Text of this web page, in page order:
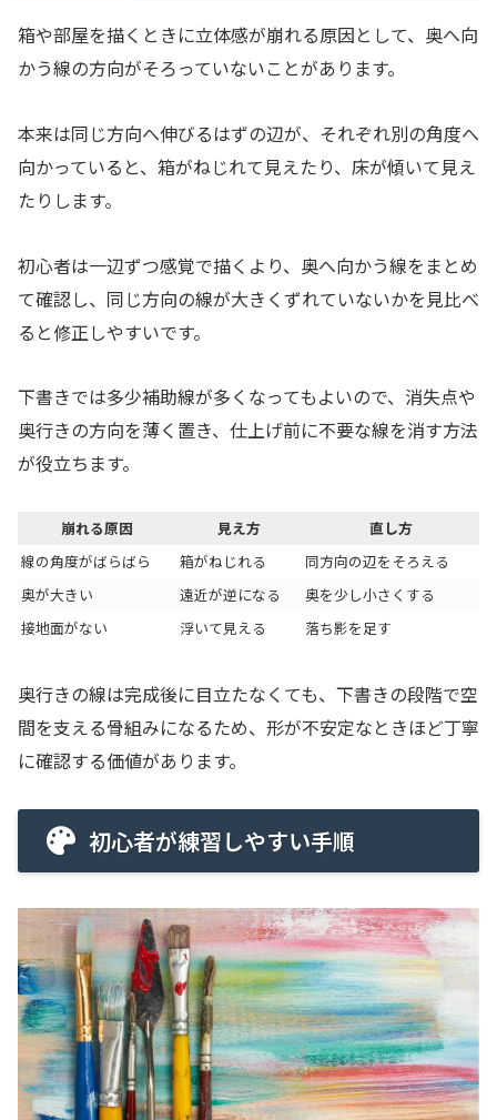
箱や部屋を描くときに立体感が崩れる原因として、奥へ向
かう線の方向がそろっていないことがあります。
本来は同じ方向へ伸びるはずの辺が、それぞれ別の角度へ
向かっていると、箱がねじれて見えたり、床が傾いて見え
たりします。
初心者は一辺ずつ感覚で描くより、奥へ向かう線をまとめ
て確認し、同じ方向の線が大きくずれていないかを見比べ
ると修正しやすいです。
下書きでは多少補助線が多くなってもよいので、消失点や
奥行きの方向を薄く置き、仕上げ前に不要な線を消す方法
が役立ちます。
崩れる原因 見え方
直し方
線の角度がばらばら
箱がねじれる
同方向の辺をそろえる
奥が大きい
遠近が逆になる
奥を少し小さくする
接地面がない
浮いて見える 落ち影を足す
奥行きの線は完成後に目立たなくても、下書きの段階で空
間を支える骨組みになるため、形が不安定なときほど丁寧
に確認する価値があります。
初心者が練習しやすい手順